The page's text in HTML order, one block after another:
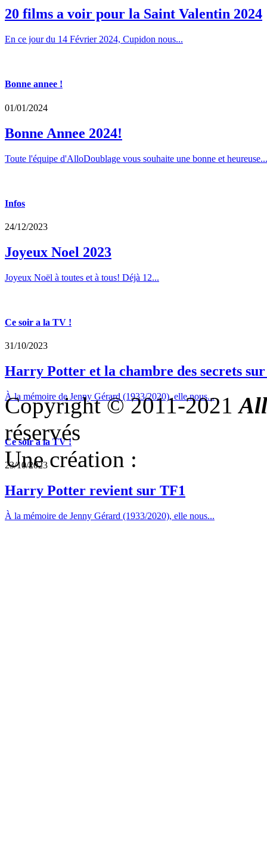
20 films a voir pour la Saint Valentin 2024
En ce jour du 14 Février 2024, Cupidon nous...
Bonne annee !
01/01/2024
Bonne Annee 2024!
Toute l'équipe d'AlloDoublage vous souhaite une bonne et heureuse...
Infos
24/12/2023
Joyeux Noel 2023
Joyeux Noël à toutes et à tous! Déjà 12...
Ce soir a la TV !
31/10/2023
Harry Potter et la chambre des secrets
À la mémoire de Jenny Gérard (1933/2020), elle nous...
Ce soir a la TV !
23/10/2023
Harry Potter revient sur TF1
À la mémoire de Jenny Gérard (1933/2020), elle nous...
Copyright © 2011-2021
réservés
Une création :